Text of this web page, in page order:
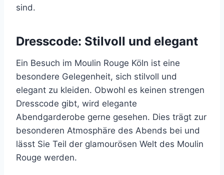
sind.
Dresscode: Stilvoll und elegant
Ein Besuch im Moulin Rouge Köln ist eine
besondere Gelegenheit, sich stilvoll und
elegant zu kleiden. Obwohl es keinen strengen
Dresscode gibt, wird elegante
Abendgarderobe gerne gesehen. Dies trägt zur
besonderen Atmosphäre des Abends bei und
lässt Sie Teil der glamourösen Welt des Moulin
Rouge werden.